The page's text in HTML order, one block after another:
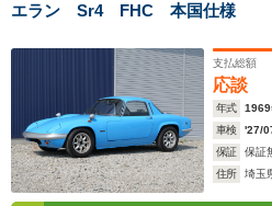
エラン Sr4 FHC 本国仕様
支払総額
応談
年式 1969
車検
'27/
保証
保証
住所
埼玉